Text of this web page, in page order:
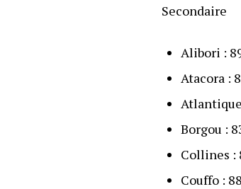
Secondaire
Alibori :
Atacora :
Borgou :
Collines :
Couffo :